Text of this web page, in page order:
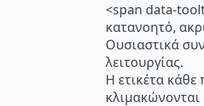
<span data-
κατανοητό,
Ουσιαστικά
λειτουργίας.
Η ετικέτα